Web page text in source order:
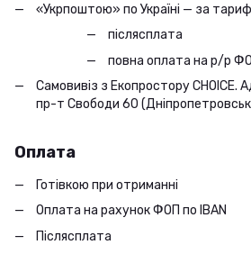
«Укрпоштою» по Україні — за
післясплата
повна оплата на р/р
Самовивіз з Екопростору CHOICE.
пр-т Свободи 60
Оплата
Готівкою при отриманні
Оплата на рахунок ФОП по IBAN
Післясплата